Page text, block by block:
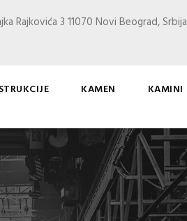
Rajkovića 3 11070 Novi Beograd, Srbija
KAMEN KAMINI